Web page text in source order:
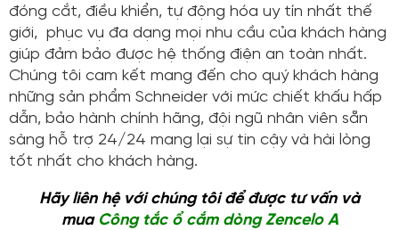
đóng cắt, điều khiển, tự động hóa uy tín nhất thế
giới, phục vụ đa dạng mọi nhu cầu của khách hàng
giúp đảm bảo được hệ thống điện an toàn nhất.
Chúng tôi cam kết mang đến cho quý khách hàng
những sản phẩm Schneider với mức chiết khấu hấp
dẫn, bảo hành chính hãng, đội ngũ nhân viên sẵn
sàng hỗ trợ 24/24 mang lại sự tin cậy và hài lòng
tốt nhất cho khách hàng.
Hãy liên hệ với chúng tôi để được tư vấn và
mua Công tắc ổ cắm dòng Zencelo A